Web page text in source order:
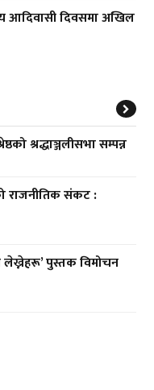
आदिवासी दिवसमा अखिल
श्रद्धाञ्जलीसभा सम्पन्न
राजनीतिक संकट :
लेख्नेहरू’ पुस्तक विमोचन